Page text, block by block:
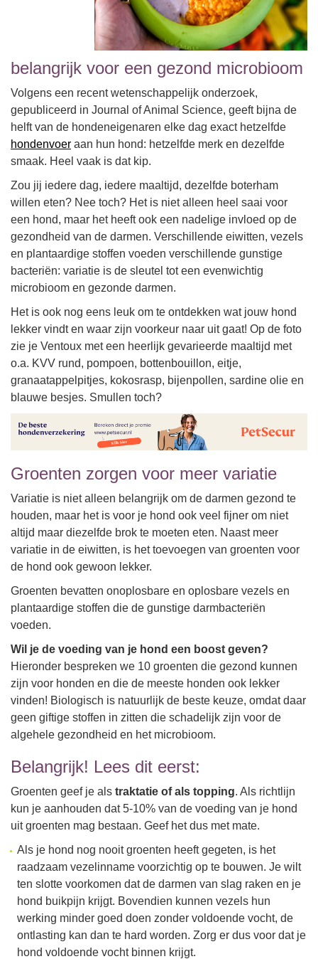
belangrijk voor een gezond microbioom
Volgens een recent wetenschappelijk onderzoek,
gepubliceerd in Journal of Animal Science, geeft bijna de
helft van de hondeneigenaren elke dag exact hetzelfde
hondenvoer aan hun hond: hetzelfde merk en dezelfde
smaak. Heel vaak is dat kip.
Zou jij iedere dag, iedere maaltijd, dezelfde boterham
willen eten? Nee toch? Het is niet alleen heel saai voor
een hond, maar het heeft ook een nadelige invloed op de
gezondheid van de darmen. Verschillende eiwitten, vezels
en plantaardige stoffen voeden verschillende gunstige
bacteriën: variatie is de sleutel tot een evenwichtig
microbioom en gezonde darmen.
Het is ook nog eens leuk om te ontdekken wat jouw hond
lekker vindt en waar zijn voorkeur naar uit gaat! Op de foto
zie je Ventoux met een heerlijk gevarieerde maaltijd met
o.a. KVV rund, pompoen, bottenbouillon, eitje,
granaatappelpitjes, kokosrasp, bijenpollen, sardine olie en
blauwe besjes. Smullen toch?
Groenten zorgen voor meer variatie
Variatie is niet alleen belangrijk om de darmen gezond te
houden, maar het is voor je hond ook veel fijner om niet
altijd maar diezelfde brok te moeten eten. Naast meer
variatie in de eiwitten, is het toevoegen van groenten voor
de hond ook gewoon lekker.
Groenten bevatten onoplosbare en oplosbare vezels en
plantaardige stoffen die de gunstige darmbacteriën
voeden.
Wil je de voeding van je hond een boost geven?
Hieronder bespreken we 10 groenten die gezond kunnen
zijn voor honden en die de meeste honden ook lekker
vinden! Biologisch is natuurlijk de beste keuze, omdat daar
geen giftige stoffen in zitten die schadelijk zijn voor de
algehele gezondheid en het microbioom.
Belangrijk! Lees dit eerst:
Groenten geef je als traktatie of als topping. Als richtlijn
kun je aanhouden dat 5-10% van de voeding van je hond
uit groenten mag bestaan. Geef het dus met mate.
Als je hond nog nooit groenten heeft gegeten, is het
raadzaam vezelinname voorzichtig op te bouwen. Je wilt
ten slotte voorkomen dat de darmen van slag raken en je
hond buikpijn krijgt. Bovendien kunnen vezels hun
werking minder goed doen zonder voldoende vocht, de
ontlasting kan dan te hard worden. Zorg er dus voor dat je
hond voldoende vocht binnen krijgt.